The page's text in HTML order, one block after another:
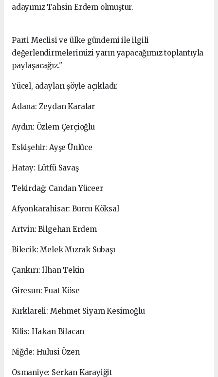
adayımız Tahsin Erdem olmuştur.
Parti Meclisi ve ülke gündemi ile ilgili
değerlendirmelerimizi yarın yapacağımız toplantıyla
paylaşacağız."
Yücel, adayları şöyle açıkladı:
Adana: Zeydan Karalar
Aydın: Özlem Çerçioğlu
Eskişehir: Ayşe Ünlüce
Hatay: Lütfü Savaş
Tekirdağ: Candan Yüceer
Afyonkarahisar: Burcu Köksal
Artvin: Bilgehan Erdem
Bilecik: Melek Mızrak Subaşı
Çankırı: İlhan Tekin
Giresun: Fuat Köse
Kırklareli: Mehmet Siyam Kesimoğlu
Kilis: Hakan Bilacan
Niğde: Hulusi Özen
Osmaniye: Serkan Karayiğit